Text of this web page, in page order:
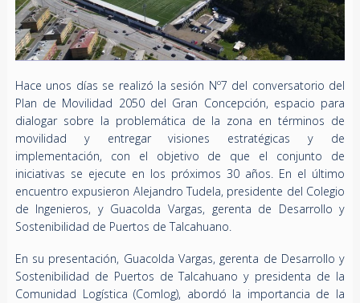
Hace unos días se realizó la sesión Nº7 del conversatorio del
Plan de Movilidad 2050 del Gran Concepción, espacio para
dialogar sobre la problemática de la zona en términos de
movilidad y entregar visiones estratégicas y de
implementación, con el objetivo de que el conjunto de
iniciativas se ejecute en los próximos 30 años. En el último
encuentro expusieron Alejandro Tudela, presidente del Colegio
de Ingenieros, y Guacolda Vargas, gerenta de Desarrollo y
Sostenibilidad de Puertos de Talcahuano.
En su presentación, Guacolda Vargas, gerenta de Desarrollo y
Sostenibilidad de Puertos de Talcahuano y presidenta de la
Comunidad Logística (Comlog), abordó la importancia de la